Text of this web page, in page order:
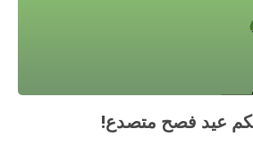
عيد فصح متصدع!